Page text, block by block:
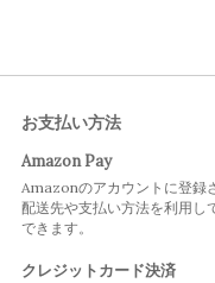
お支払い方法
Amazon Pay
Amazonのアカウントに登録
配送先や支払い方法を利用し
できます。
クレジットカード決済